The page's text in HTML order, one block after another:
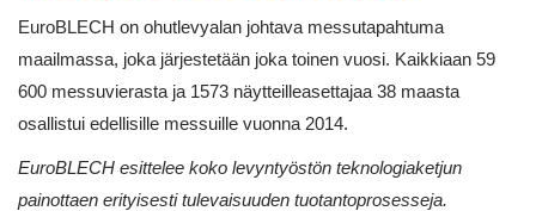
EuroBLECH on ohutlevyalan johtava messutapahtuma
maailmassa, joka järjestetään joka toinen vuosi. Kaikkiaan 59
600 messuvierasta ja 1573 näytteilleasettajaa 38 maasta
osallistui edellisille messuille vuonna 2014.
EuroBLECH esittelee koko levyntyöstön teknologiaketjun
painottaen erityisesti tulevaisuuden tuotantoprosesseja.